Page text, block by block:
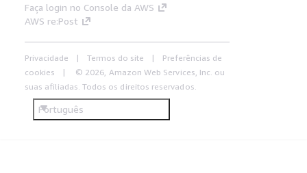
Faça login no Console da AWS
AWS re:Post
Privacidade Termos do site
Preferências de
cookies
© 2026, Amazon Web Services, Inc. ou
suas afiliadas. Todos os direitos reservados.
Português